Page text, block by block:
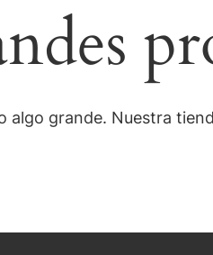
algo grande. Nuestra